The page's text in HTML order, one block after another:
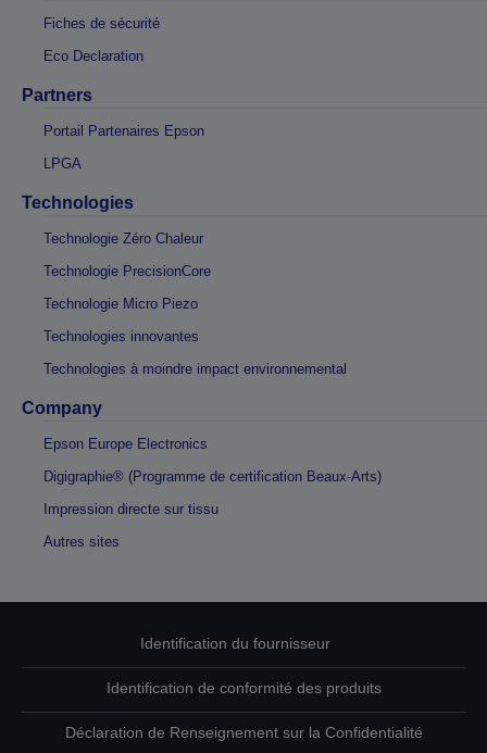
Fiches de sécurité
Eco Declaration
Partners
Portail Partenaires Epson
LPGA
Technologies
Technologie Zéro Chaleur
Technologie PrecisionCore
Technologie Micro Piezo
Technologies innovantes
Technologies à moindre impact environnemental
Company
Epson Europe Electronics
Digigraphie® (Programme de certification Beaux-Arts)
Impression directe sur tissu
Autres sites
Identification du fournisseur
Identification de conformité des produits
Déclaration de Renseignement sur la Confidentialité